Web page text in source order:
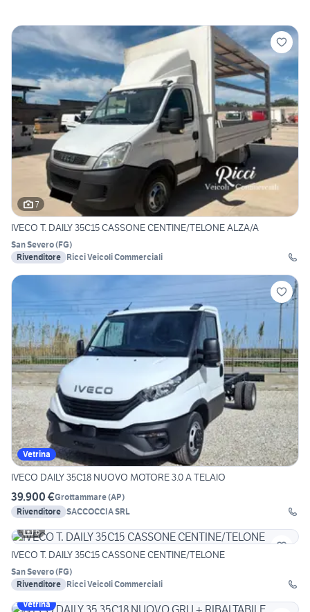
7
IVECO T. DAILY 35C15 CASSONE CENTINE/TELONE ALZA/A
San Severo(FG)
Rivenditore Ricci Veicoli Commerciali
Vetrina
IVECO DAILY 35C18 NUOVO MOTORE 3.0 A TELAIO
39.900 €Grottammare(AP)
Rivenditore SACCOCCIA SRL
6
IVECO T. DAILY 35C15 CASSONE CENTINE/TELONE
San Severo(FG)
Rivenditore Ricci Veicoli Commerciali
Vetrina